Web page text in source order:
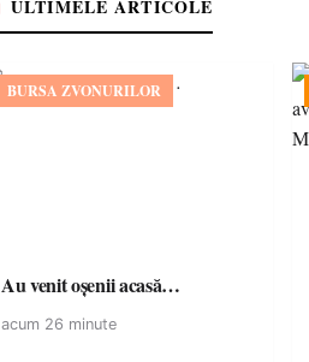
ULTIMELE ARTICOLE
BURSA ZVONURILOR
Au venit oșenii acasă…
acum 26 minute